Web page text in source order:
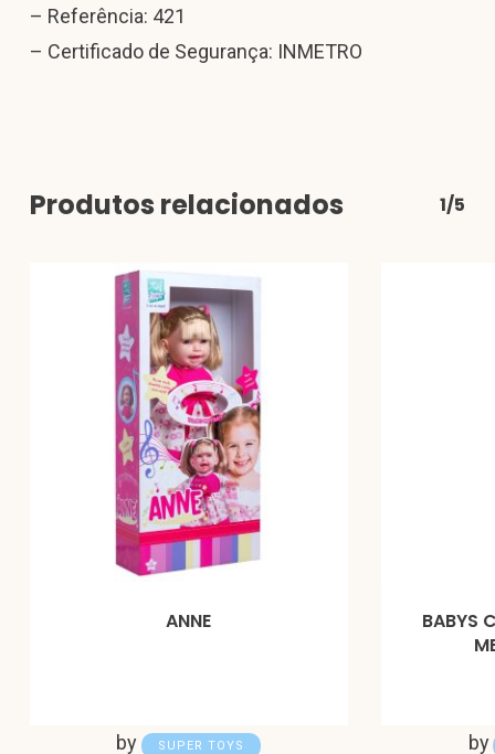
– Referência: 421
– Certificado de Segurança: INMETRO
Produtos relacionados 1/5
ANNE
by SUPER TOYS
BABYS
by